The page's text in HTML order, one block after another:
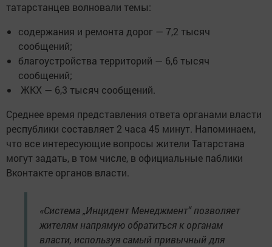
татарстанцев волновали темы:
содержания и ремонта дорог — 7,2 тысяч
сообщений;
благоустройства территорий — 6,6 тысяч
сообщений;
ЖКХ — 6,3 тысяч сообщений.
Среднее время представления ответа органами власти
республики составляет 2 часа 45 минут. Напоминаем,
что все интересующие вопросы жители Татарстана
могут задать, в том числе, в официальные паблики
Вконтакте органов власти.
«Система „Инцидент Менеджмент“ позволяет
жителям напрямую обратиться к органам
власти, используя самый привычный для